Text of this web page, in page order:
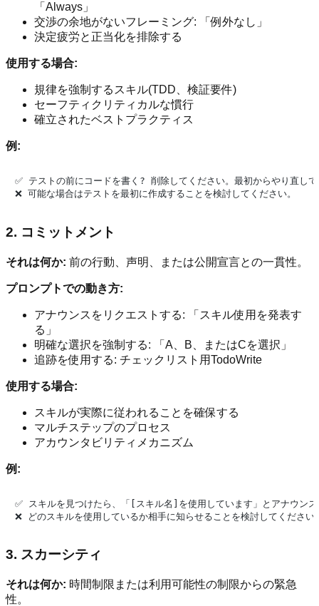
「Always」
交渉の余地がないフレーミング: 「例外なし」
決定疲労と正当化を排除する
使用する場合:
規律を強制するスキル(TDD、検証要件)
セーフティクリティカルな慣行
確立されたベストプラクティス
例:
✅ テストの前にコードを書く? 削除してください。最初からやり直し
2. コミットメント
それは何か: 前の行動、声明、または公開宣言との一貫性。
プロンプトでの動き方:
アナウンスをリクエストする: 「スキル使用を発表す
る」
明確な選択を強制する: 「A、B、またはCを選択」
追跡を使用する: チェックリスト用TodoWrite
使用する場合:
スキルが実際に従われることを確保する
マルチステップのプロセス
アカウンタビリティメカニズム
例:
✅ スキルを見つけたら、「[スキル名]を使用しています」とアナウン
3. スカーシティ
それは何か: 時間制限または利用可能性の制限からの緊急
性。